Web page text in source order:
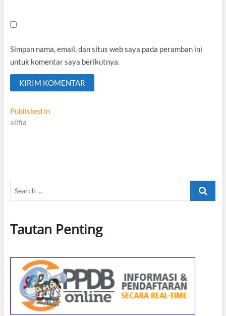
Simpan nama, email, dan situs web saya pada peramban ini
untuk komentar saya berikutnya.
Navigasi
pos
Published in
alifia
Search
Tautan Penting